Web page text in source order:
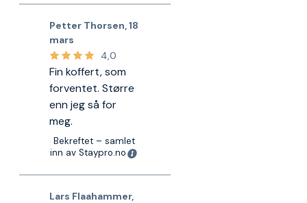
Petter Thorsen,18
mars
4,0
Fin koffert, som
forventet. Større
enn jeg så for
meg.
Bekreftet – samlet
inn av Staypro.no
Lars Flaahammer,